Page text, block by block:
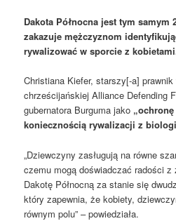
Dakota Północna jest tym samym
zakazuje mężczyznom
rywalizować w sporcie z
Christiana Kiefer, starszy[-a]
chrześcijańskiej Alliance Defending
gubernatora Burguma jako
koniecznością rywalizacji z
„Dziewczyny zasługują na równe
czemu mogą doświadczać radości z
Dakotę Północną za stanie się
który zapewnia, że kobiety,
równym polu” – powiedziała.